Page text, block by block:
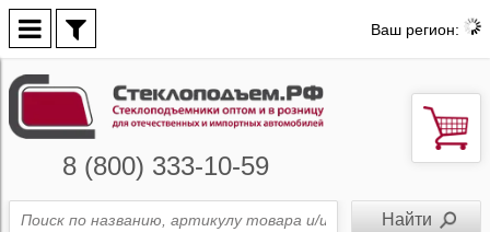
Ваш регион:
8 (800) 333-10-59